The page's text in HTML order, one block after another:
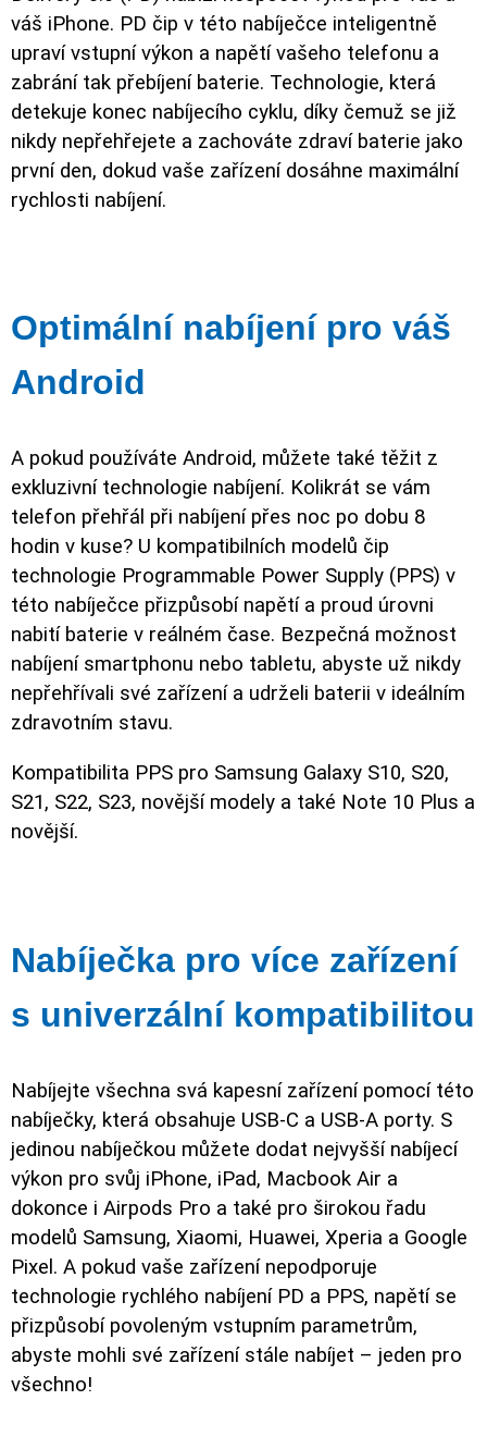
váš iPhone. PD čip v této nabíječce inteligentně
upraví vstupní výkon a napětí vašeho telefonu a
zabrání tak přebíjení baterie. Technologie, která
detekuje konec nabíjecího cyklu, díky čemuž se již
nikdy nepřehřejete a zachováte zdraví baterie jako
první den, dokud vaše zařízení dosáhne maximální
rychlosti nabíjení.
Optimální nabíjení pro váš
Android
A pokud používáte Android, můžete také těžit z
exkluzivní technologie nabíjení. Kolikrát se vám
telefon přehřál při nabíjení přes noc po dobu 8
hodin v kuse? U kompatibilních modelů čip
technologie Programmable Power Supply (PPS) v
této nabíječce přizpůsobí napětí a proud úrovni
nabití baterie v reálném čase. Bezpečná možnost
nabíjení smartphonu nebo tabletu, abyste už nikdy
nepřehřívali své zařízení a udrželi baterii v ideálním
zdravotním stavu.
Kompatibilita PPS pro Samsung Galaxy S10, S20,
S21, S22, S23, novější modely a také Note 10 Plus a
novější.
Nabíječka pro více zařízení
s univerzální kompatibilitou
Nabíjejte všechna svá kapesní zařízení pomocí této
nabíječky, která obsahuje USB-C a USB-A porty. S
jedinou nabíječkou můžete dodat nejvyšší nabíjecí
výkon pro svůj iPhone, iPad, Macbook Air a
dokonce i Airpods Pro a také pro širokou řadu
modelů Samsung, Xiaomi, Huawei, Xperia a Google
Pixel. A pokud vaše zařízení nepodporuje
technologie rychlého nabíjení PD a PPS, napětí se
přizpůsobí povoleným vstupním parametrům,
abyste mohli své zařízení stále nabíjet – jeden pro
všechno!